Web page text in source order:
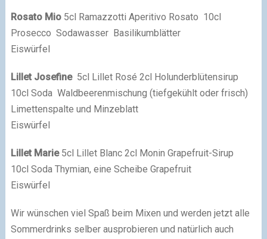
Rosato Mio5cl Ramazzotti Aperitivo Rosato 10cl
Prosecco Sodawasser Basilikumblätter
Eiswürfel
Lillet Josefine5cl Lillet Rosé 2cl Holunderblütensirup
10cl Soda Waldbeerenmischung (tiefgekühlt oder frisch)
Limettenspalte und Minzeblatt
Eiswürfel
Lillet Marie5cl Lillet Blanc 2cl Monin Grapefruit-Sirup
10cl Soda Thymian, eine Scheibe Grapefruit
Eiswürfel
Wir wünschen viel Spaß beim Mixen und werden jetzt alle
Sommerdrinks selber ausprobieren und natürlich auch